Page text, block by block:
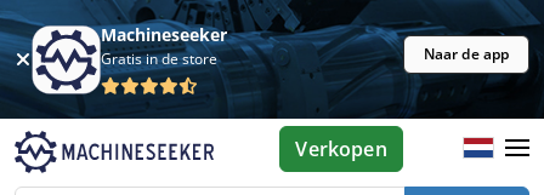
Machineseeker
Gratis in de store Naar de app
Verkopen